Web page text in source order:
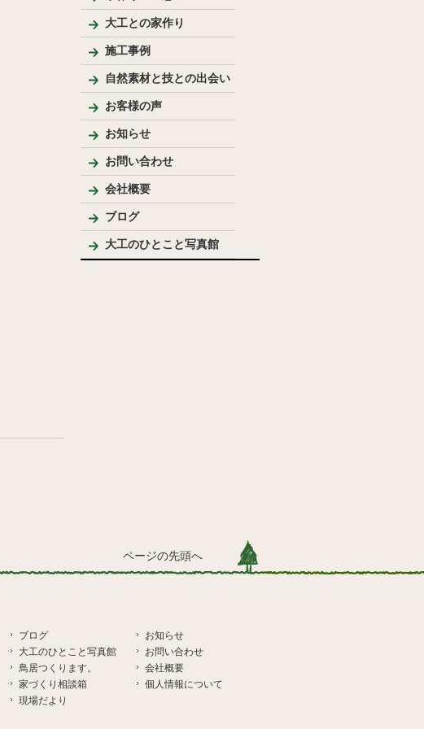
大工との家作り
家づくりの流れとポイント
プレゼンテーション
大工のこだわり
施工事例
新築自然素材を使った家
純和風住宅
洋風住宅
リフォーム
LDK
バス・洗面
トイレ
内装
外まわり
その他
リノベーション
手作り家具
テーブル・座卓等
ベンチ・椅子等
収納棚・家具等
花台・棚板・衝立等
手作りキッチン・洗面台
ウッドデッキ
模型
その他
自然素材と技との出会い
お客様の声
お知らせ
お問い合わせ
会社概要
代表プロフィール
ブログ
大工のひとこと写真館
ページの先頭へ
ブログ
大工のひとこと写真館
鳥居つくります。
家づくり相談箱
現場だより
お知らせ
お問い合わせ
会社概要
個人情報について